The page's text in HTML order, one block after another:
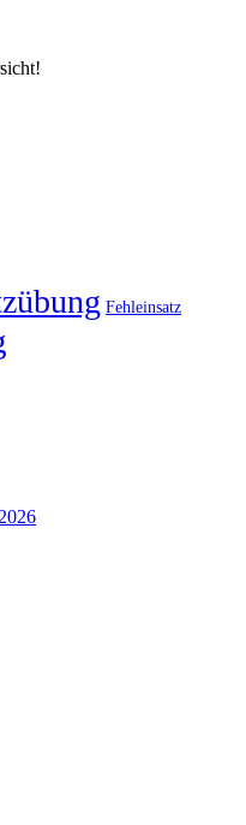
Fehleinsatz